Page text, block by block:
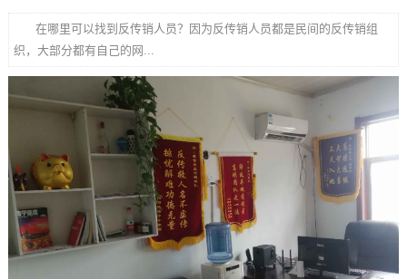
在哪里可以找到反传销人员？因为反传销人员都是民间的反传销组
织，大部分都有自己的网...